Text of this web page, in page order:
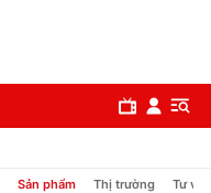
Sản phẩm Thị trường Tư vấn